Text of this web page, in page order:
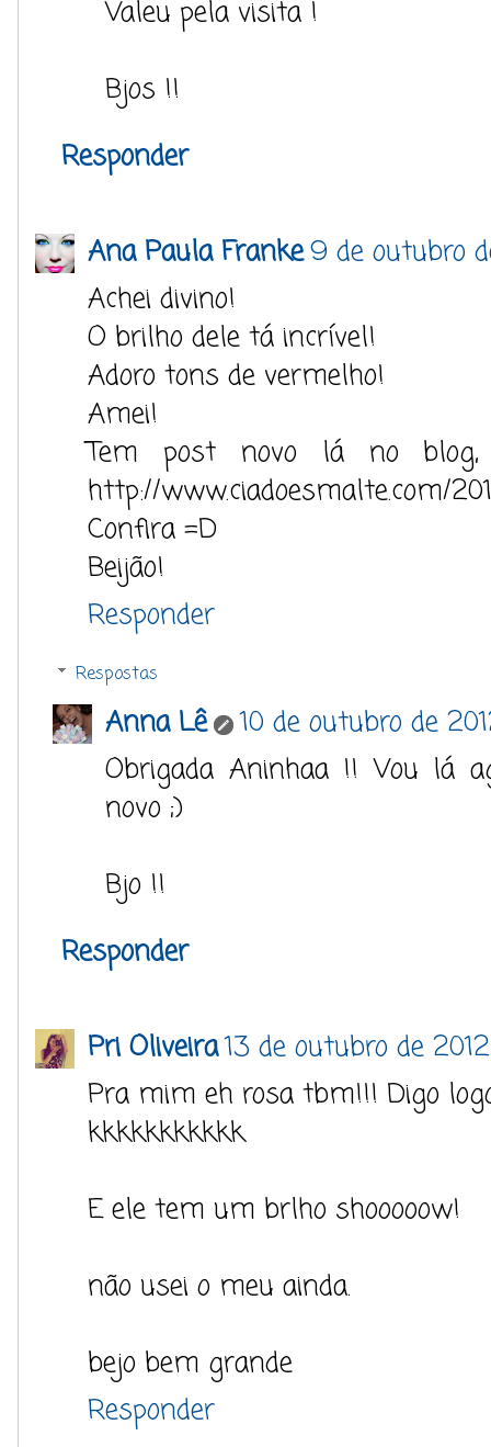
Valeu pela visita !
Bjos !!
Responder
Ana Paula Franke9 de outubro
Achei divino!
O brilho dele tá incrível!
Adoro tons de vermelho!
Amei!
Tem post novo lá no
http://www.ciadoesmalte.com/
Confira =D
Beijão!
Responder
Respostas
Anna Lê
10 de outubro de
Obrigada Aninhaa !! Vou lá
novo ;)
Bjo !!
Responder
Pri Oliveira13 de outubro de
Pra mim eh rosa tbm!!! Digo
kkkkkkkkkkk
E ele tem um brlho shooooow!
não usei o meu ainda.
bejo bem grande
Responder